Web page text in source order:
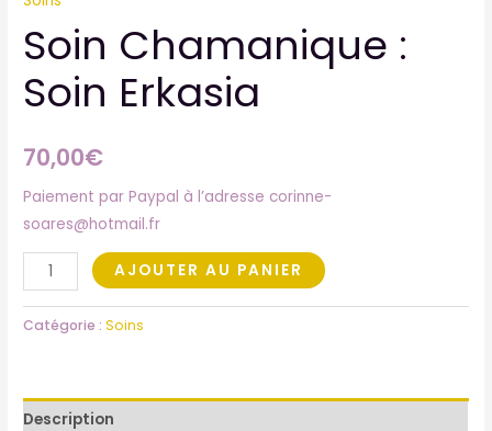
Soin Chamanique :
Soin Erkasia
70,00€
Paiement par Paypal à l’adresse corinne-
soares@hotmail.fr
AJOUTER AU PANIER
Catégorie :Soins
Description